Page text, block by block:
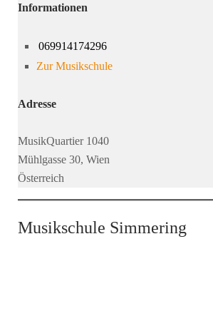
Informationen
069914174296
Zur Musikschule
Adresse
MusikQuartier 1040
Mühlgasse 30, Wien
Österreich
Musikschule Simmering